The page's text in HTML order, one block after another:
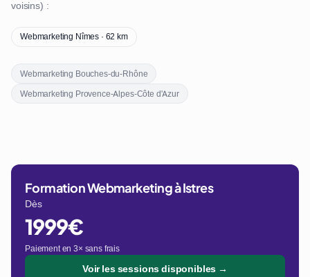
voisins) :
Webmarketing Nîmes · 62 km
Webmarketing Bouches-du-Rhône
Webmarketing Provence-Alpes-Côte d'Azur
Formation Webmarketing à Istres
Dès
1999€
Paiement en 3× sans frais
Voir les sessions disponibles →